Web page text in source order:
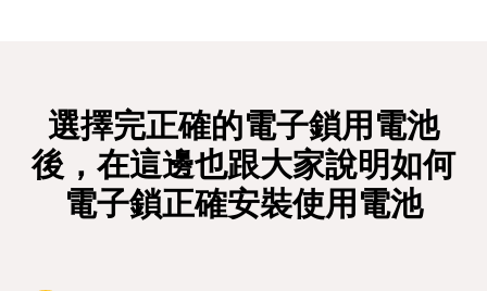
選擇完正確的電子鎖用電池
後，在這邊也跟大家說明如何
電子鎖正確安裝使用電池